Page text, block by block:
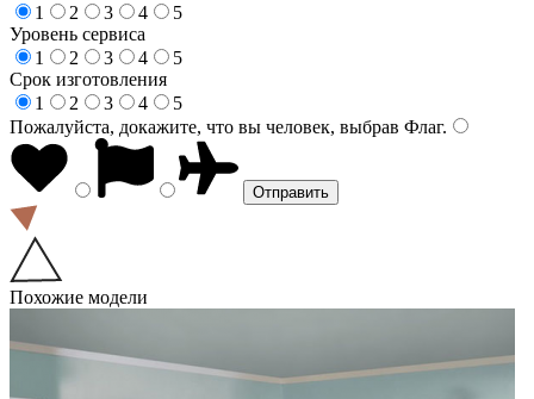
1
2 3 4
5
Уровень сервиса
1
2 3 4
5
Срок изготовления
1
2 3 4
5
Пожалуйста, докажите, что вы человек, выбрав Флаг.
Похожие модели